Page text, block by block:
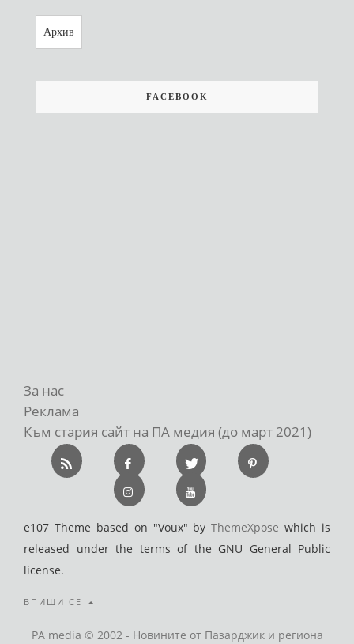
Архив
FACEBOOK
За нас
Реклама
Към стария сайт на ПА медия (до март 2021)
e107 Theme based on "Voux" byThemeXpose which is
released under the terms of the GNU General Public
license.
ВПИШИ СЕ
PA media © 2002 - Новините от Пазарджик и региона